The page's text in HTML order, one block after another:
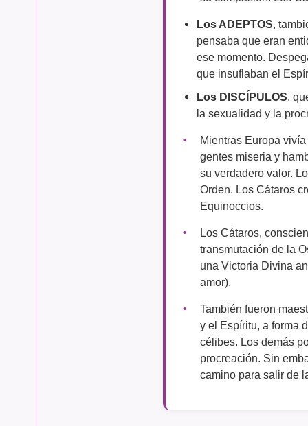
Los ADEPTOS,
pensaba que eran
ese momento.
que insuflaban el
Los DISCÍPULOS,
la sexualidad y la
Mientras Europa
gentes miseria y
su verdadero valor.
Orden. Los Cátaros
Equinoccios.
Los Cátaros,
transmutación de la
una Victoria Divina
amor).
También fueron
y el Espíritu, a forma
célibes. Los demás
procreación. Sin
camino para salir de